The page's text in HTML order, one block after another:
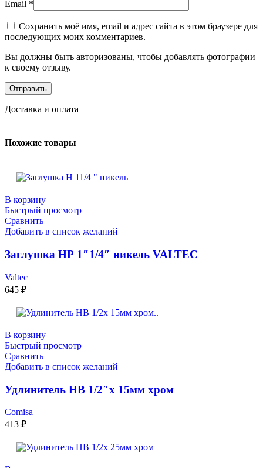
Email *
Сохранить моё имя, email и адрес сайта в этом браузере для
последующих моих комментариев.
Вы должны быть авторизованы, чтобы добавлять фотографии
к своему отзыву.
Доставка и оплата
Похожие товары
В корзину
Быстрый просмотр
Сравнить
Добавить в список желаний
Заглушка НР 1″1/4″ никель VALTEC
Valtec
645 ₽
В корзину
Быстрый просмотр
Сравнить
Добавить в список желаний
Удлинитель НВ 1/2″x 15мм хром
Comisa
413 ₽